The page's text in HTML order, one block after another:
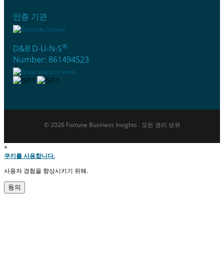
인증 기관
D&B D-U-N-S®
Number: 861494523
© 2026 Fortune Business Insights . 모든 권리 보유
×
쿠키를 사용합니다.
사용자 경험을 향상시키기 위해.
동의